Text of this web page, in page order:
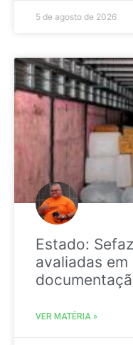
5 de agosto de 2026
Estado:
avaliadas em
VER MATÉRIA »